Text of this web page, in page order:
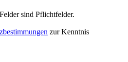
sind Pflichtfelder.
zur Kenntnis